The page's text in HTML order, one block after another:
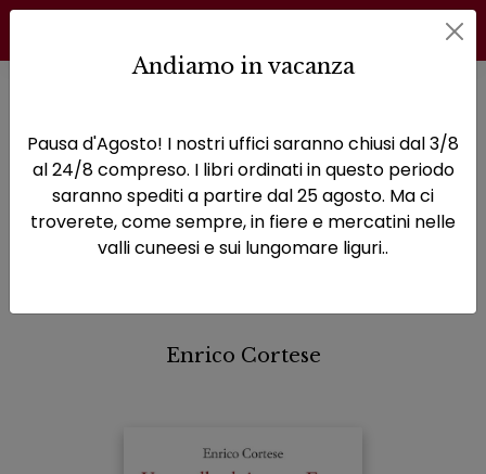
Una stella alpina per
Enza
Storia di una partigiana
Enrico Cortese
Andiamo in vacanza
Pausa d'Agosto! I nostri uffici saranno chiusi dal 3/8
al 24/8 compreso. I libri ordinati in questo periodo
saranno spediti a partire dal 25 agosto. Ma ci
troverete, come sempre, in fiere e mercatini nelle
valli cuneesi e sui lungomare liguri..